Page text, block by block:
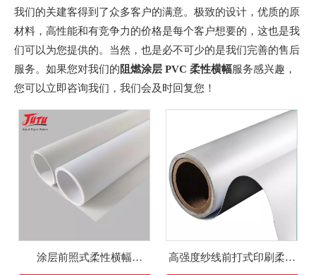
我们的关建客得到了众多客户的满意。极致的设计，优质的原
材料，高性能和有竞争力的价格是每个客户想要的，这也是我
们可以为您提供的。当然，也是必不可少的是我们完善的售后
服务。如果您对我们的阻燃涂层 PVC 柔性横幅服务感兴趣，
您可以立即咨询我们，我们会及时回复您！
涂层前照式柔性横幅
高强度纱线前打式印刷柔性